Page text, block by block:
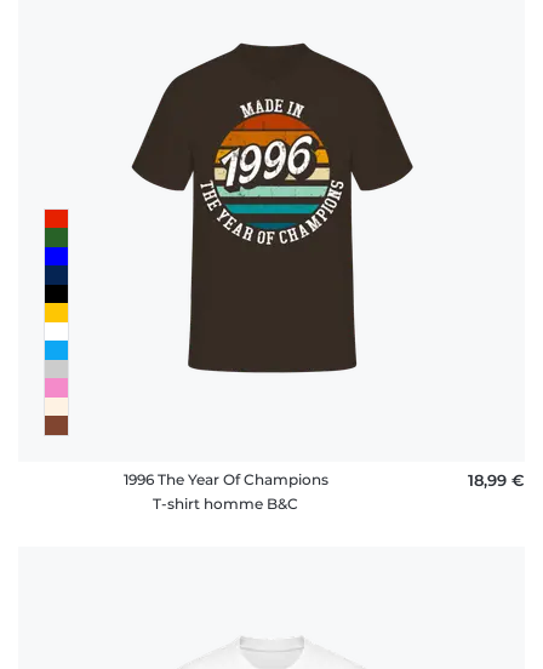
passées mes soirées étudiantes”, nos designs s’adaptent à
votre vibe du moment. Slogans drôles, clins d’œil
ironiques ou messages pleins de recul — tout est là pour
faire sourire et se reconnaître.
Un cadeau qui tape dans le mille
Envie d’offrir un souvenir fun et marquant ? Ces t-shirts
sont parfaits pour un(e) ami(e), un frère, une sœur ou soi-
même. Ajoutez une date de naissance, un prénom ou une
phrase personnalisée pour en faire un cadeau vraiment
unique.
résistent aux lavages et aux lendemains de fête. Parce qu’à
30 ans, on veut être à l’aise, mais stylé.
1996 The Year Of Champions
T-shirt homme B&C
18,99 €